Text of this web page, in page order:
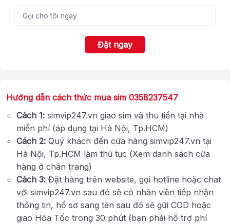
Đặt ngay
Hướng dẫn cách thức mua sim 0358237547
Cách 1: simvip247.vn giao sim và thu tiền tại nhà
miễn phí (áp dụng tại Hà Nội, Tp.HCM)
Cách 2: Quý khách đến cửa hàng simvip247.vn tại
Hà Nội, Tp.HCM làm thủ tục (Xem danh sách cửa
hàng ở chân trang)
Cách 3: Đặt hàng trên website, gọi hotline hoặc chat
với simvip247.vn sau đó sẽ có nhân viên tiếp nhận
thông tin, hồ sơ sang tên sau đó sẽ gửi COD hoặc
giao Hỏa Tốc trong 30 phút (bạn phải hỗ trợ phí